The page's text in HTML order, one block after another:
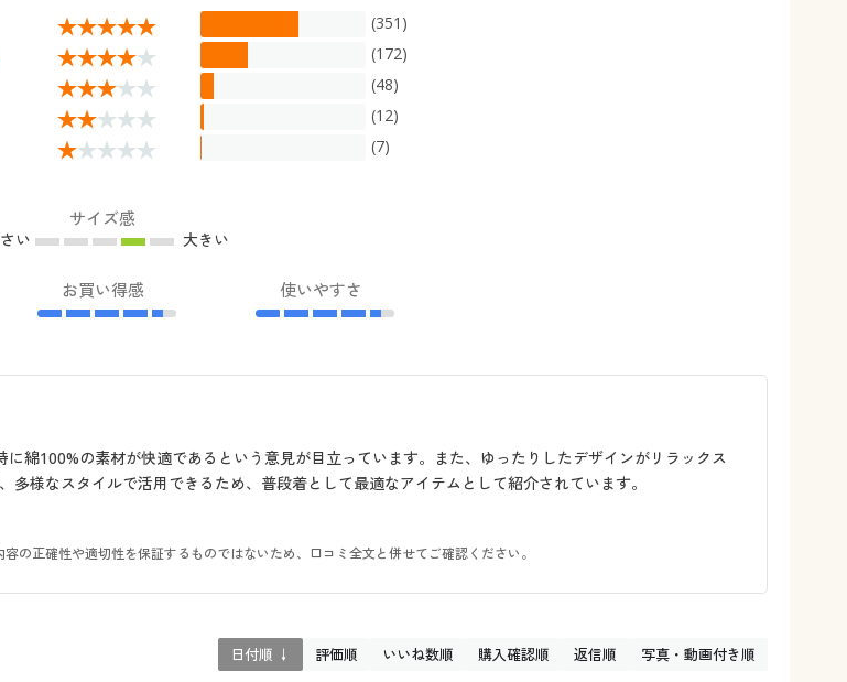
(351)
(172)
(48)
(12)
(7)
サイズ感
い 大きい
お買い得感 使いやすさ
綿100%の素材が快適であるという意見が目立っています。また、ゆったりしたデザインがリラックス
様なスタイルで活用できるため、普段着として最適なアイテムとして紹介されています。
正確性や適切性を保証するものではないため、口コミ全文と併せてご確認ください。
日付順 ↓ 評価順 いいね数順 購入確認順 返信順 写真・動画付き順